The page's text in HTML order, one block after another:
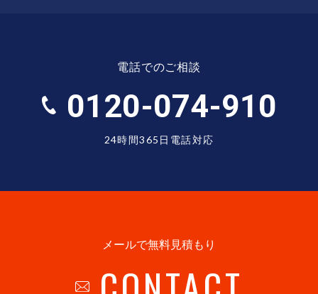
電話でのご相談
0120-074-910
24時間365日電話対応
メールで無料見積もり